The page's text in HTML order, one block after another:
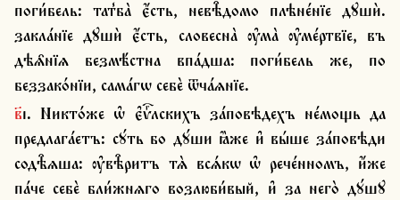
поги́бель: тат̾ба̀ є҆́сть, невѣ̑домо плѣне́нїе дꙋшѝ.
закла́нїе дꙋшѝ є҆́сть, словесна̀ ѹ҆ма̀ ѹ҆ме́ртвїе, въ
дѣѧ̑нїѧ безмѣ́стна впа́дша: поги́бель же, по
беззако́нїи, сама́гѡ себѐ ѿча́ѧнїе.
в҃і. Никто́же ѡ҆ є҆ѵⷢ҇лскихъ за́повѣдехъ не́мощь да
предлага́етъ: сꙋ́ть бо дꙋ́ши ꙗ҆̀же и҆ вы́ше за́повѣди
содѣ̑ѧша: ѹ҆вѣ̑ритъ тѧ̀ всѧ́кѡ ѡ҆ рече́нномъ, и҆́же
па́че себѐ бли́жнѧго возлюби́вый, и҆ за него̀ дꙋ́шꙋ